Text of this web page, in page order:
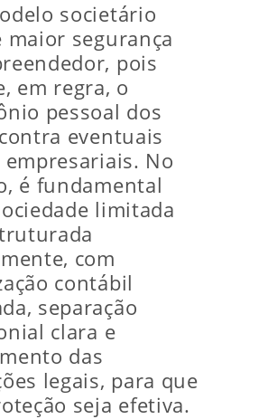
societário
maior segurança
pois
em regra, o
pessoal dos
eventuais
No
é fundamental
limitada
com
contábil
separação
clara e
das
legais, para que
seja efetiva.